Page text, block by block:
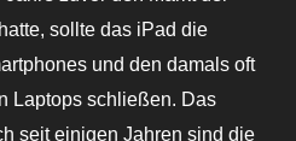
sollte das iPad die
und den damals oft
Laptops schließen. Das
seit einigen Jahren sind die